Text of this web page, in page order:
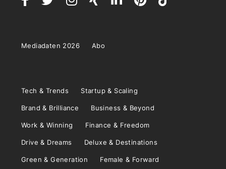
Mediadaten 2026 Abo
Tech & Trends Startup & Scaling
Brand & Brilliance Business & Beyond
Work & Winning Finance & Freedom
Drive & Dreams Deluxe & Destinations
Green & Generation Female & Forward